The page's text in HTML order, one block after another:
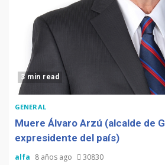
3 min read
GENERAL
Muere Álvaro Arzú (alcalde de
expresidente del país)
alfa 8 años ago 30830